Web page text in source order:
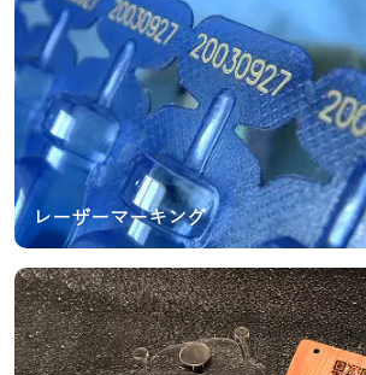
レーザーマーキング